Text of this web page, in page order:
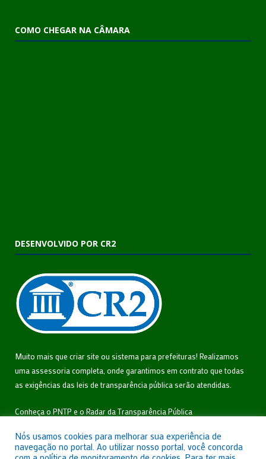
COMO CHEGAR NA CÂMARA
DESENVOLVIDO POR CR2
Muito mais que criar site ou sistema para prefeituras! Realizamos
uma assessoria completa, onde garantimos em contrato que todas
as exigências das leis de transparência pública serão atendidas.
Conheça o PNTP e o Radar da Transparência Pública
Nós usamos cookies para melhorar sua experiência de
navegação no portal. Ao utilizar nosso portal, você concorda